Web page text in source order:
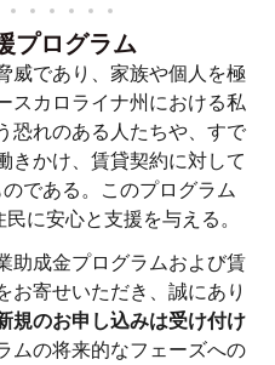
プログラム
威であり、家族や個人を極
スカロライナ州における私
恐れのある人たちや、すで
きかけ、賃貸契約に対して
である。このプログラム
に安心と支援を与える。
助成金プログラムおよび賃
お寄せいただき、誠にあり
規のお申し込みは受け付け
ムの将来的なフェーズへの